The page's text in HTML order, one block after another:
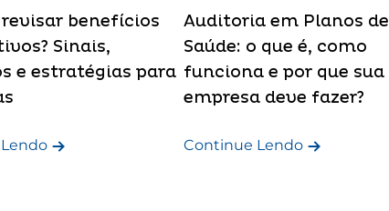
benefícios
Sinais,
e estratégias para
Auditoria em Planos de
Saúde: o que é, como
funciona e por que sua
empresa deve fazer?
Continue Lendo